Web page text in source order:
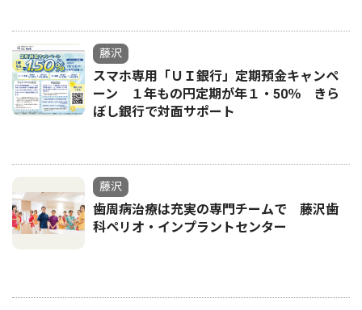
藤沢
スマホ専用「ＵＩ銀行」定期預金キャンペ
ーン １年もの円定期が年１・50％ きら
ぼし銀行で対面サポート
藤沢
歯周病治療は充実の専門チームで 藤沢歯
科ペリオ・インプラントセンター